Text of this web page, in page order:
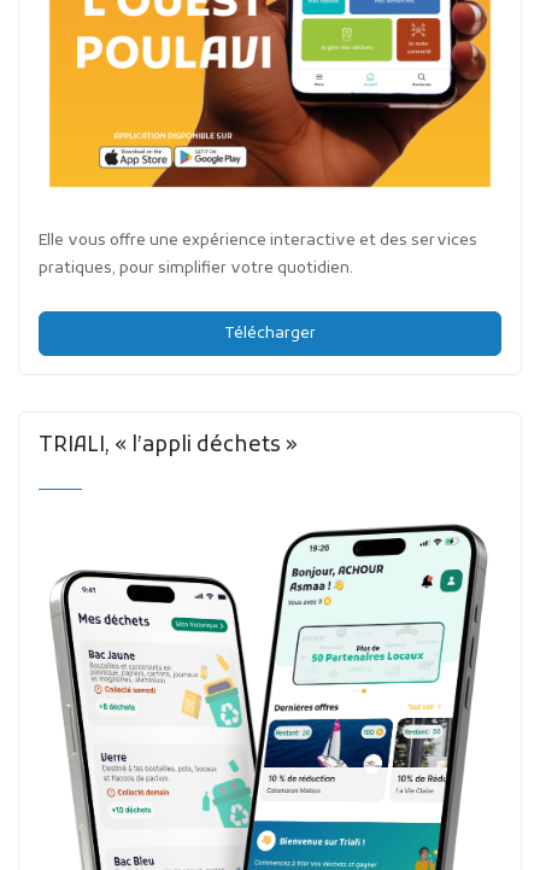
Elle vous offre une expérience interactive et des services
pratiques, pour simplifier votre quotidien.
Télécharger
TRIALI, « l’appli déchets »